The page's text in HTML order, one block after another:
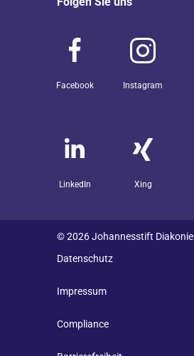
Facebook Instagram
LinkedIn Xing
© 2026 Johannesstift Diakonie
Datenschutz
Impressum
Compliance